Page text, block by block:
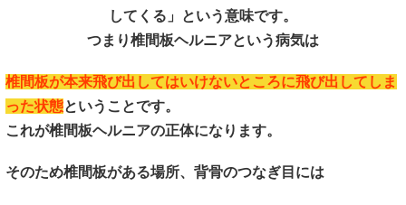
してくる」という意味です。
つまり椎間板ヘルニアという病気は
椎間板が本来飛び出してはいけないところに飛び出してしま
った状態ということです。
これが椎間板ヘルニアの正体になります。
そのため椎間板がある場所、背骨のつなぎ目には